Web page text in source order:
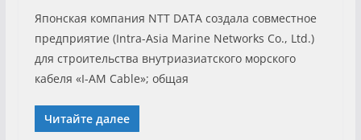
Японская компания NTT DATA создала совместное
предприятие (Intra-Asia Marine Networks Co., Ltd.)
для строительства внутриазиатского морского
кабеля «I-AM Cable»; общая
Читайте далее